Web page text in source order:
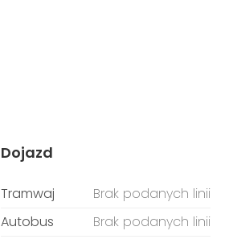
Dojazd
Tramwaj
Brak podanych linii
Autobus
Brak podanych linii